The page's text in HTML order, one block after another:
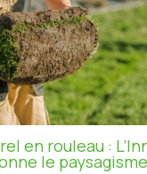
en rouleau :
le